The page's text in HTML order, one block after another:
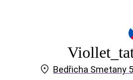
Bedřicha Smetany